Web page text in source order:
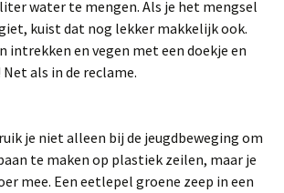
water te mengen. Als je het mengsel
kuist dat nog lekker makkelijk ook.
intrekken en vegen met een doekje en
als in de reclame.
je niet alleen bij de jeugdbeweging om
te maken op plastiek zeilen, maar je
mee. Een eetlepel groene zeep in een